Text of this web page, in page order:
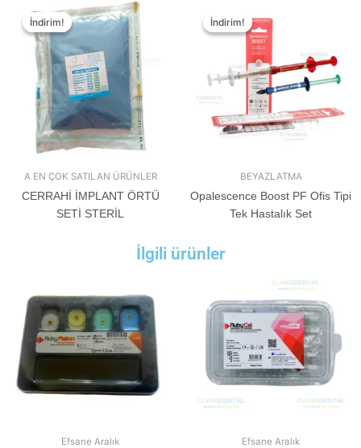
İndirim!
İndirim!
A EN ÇOK SATILAN ÜRÜNLER
CERRAHİ İMPLANT ÖRTÜ
SETİ STERİL
İndirim!
İndirim!
BEYAZLATMA
Opalescence Boost PF Ofis Tipi
Tek Hastalık Set
İlgili ürünler
Efsane Aralık Efsane Aralık